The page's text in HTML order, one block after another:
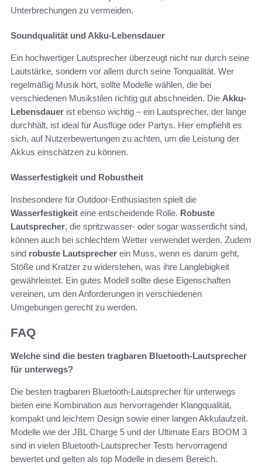
Unterbrechungen zu vermeiden.
Soundqualität und Akku-Lebensdauer
Ein hochwertiger Lautsprecher überzeugt nicht nur durch seine
Lautstärke, sondern vor allem durch seine Tonqualität. Wer
regelmäßig Musik hört, sollte Modelle wählen, die bei
verschiedenen Musikstilen richtig gut abschneiden. Die Akku-
Lebensdauer ist ebenso wichtig – ein Lautsprecher, der lange
durchhält, ist ideal für Ausflüge oder Partys. Hier empfiehlt es
sich, auf Nutzerbewertungen zu achten, um die Leistung der
Akkus einschätzen zu können.
Wasserfestigkeit und Robustheit
Insbesondere für Outdoor-Enthusiasten spielt die
Wasserfestigkeit eine entscheidende Rolle. Robuste
Lautsprecher, die spritzwasser- oder sogar wasserdicht sind,
können auch bei schlechtem Wetter verwendet werden. Zudem
sind robuste Lautsprecher ein Muss, wenn es darum geht,
Stöße und Kratzer zu widerstehen, was ihre Langlebigkeit
gewährleistet. Ein gutes Modell sollte diese Eigenschaften
vereinen, um den Anforderungen in verschiedenen
Umgebungen gerecht zu werden.
FAQ
Welche sind die besten tragbaren Bluetooth-Lautsprecher
für unterwegs?
Die besten tragbaren Bluetooth-Lautsprecher für unterwegs
bieten eine Kombination aus hervorragender Klangqualität,
kompakt und leichtem Design sowie einer langen Akkulaufzeit.
Modelle wie der JBL Charge 5 und der Ultimate Ears BOOM 3
sind in vielen Bluetooth-Lautsprecher Tests hervorragend
bewertet und gelten als top Modelle in diesem Bereich.